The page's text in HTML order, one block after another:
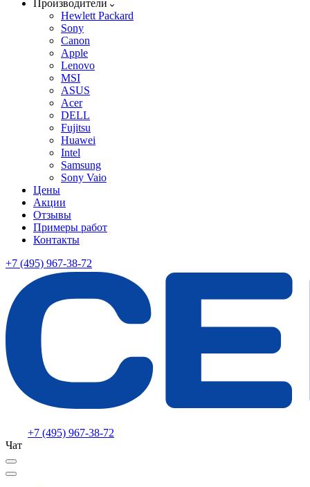
Производители
Hewlett Packard
Sony
Canon
Apple
Lenovo
MSI
ASUS
Acer
DELL
Fujitsu
Huawei
Intel
Samsung
Sony Vaio
Цены
Акции
Отзывы
Примеры работ
Контакты
+7 (495) 967-38-72
+7 (495) 967-38-72
Чат